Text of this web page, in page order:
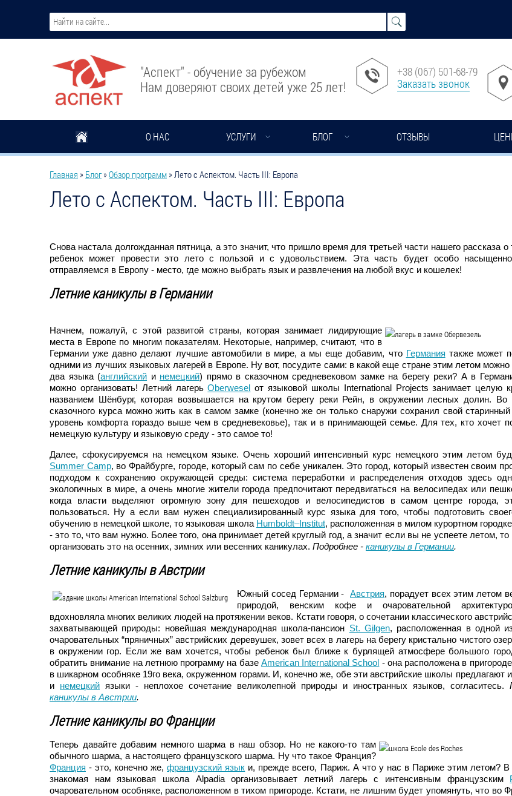
"Аспект" - обучение за рубежом
Нам доверяют своих детей уже 25 лет!
+38 (067) 501-68-79
Заказать звонок
О НАС УСЛУГИ БЛОГ ОТЗЫВЫ
Вы здесь
Главная » Блог »Обзор программ »Лето с Аспектом. Часть III: Европа
Лето с Аспектом. Часть III: Европа
Снова настала долгожданная пятница, а это значит, что пришло время для третьей части нашего рассказа о
ребенок может провести это лето с пользой и с удовольствием. Эта часть будет особо
отправляемся в Европу - место, где можно выбрать язык и развлечения на любой вкус и кошелек!
Летние каникулы в Германии
Начнем, пожалуй, с этой развитой страны, которая занимает лидирующие
места в Европе по многим показателям. Некоторые, например, считают, что в
Германии уже давно делают лучшие автомобили в мире, а мы еще добавим, что Германия также может
одними из лучших языковых лагерей в Европе. Ну вот, посудите сами: в какой еще стране этим летом можно
два языка (английский и немецкий) прямо в сказочном средневековом замке на берегу реки? А в
можно организовать! Летний лагерьOberwesel от языковой школы International Projects занимает целую
названием Шёнбург, которая возвышается на крутом берегу реки Рейн, в окружении лесных долин. Во
сказочного курса можно жить как в самом замке (конечно же он только снаружи сохранил свой
уровень комфорта гораздо выше чем в средневековье), так и в принимающей семье. Для тех, кто хочет
немецкую культуру и языковую среду - это самое то!
Далее, сфокусируемся на немецком языке. Очень хороший интенсивный курс немецкого этим летом
Summer Camp, во Фрайбурге, городе, который сам по себе уникален. Это город, который известен своим
подходом к сохранению окружающей среды: система переработки и распределения отходов здесь
экологичных в мире, а очень многие жители города предпочитают передвигаться на велосипедах или
когда власти выделяют огромную зону для пешеходов и велосипедистов в самом центре города,
пользоваться. Ну а если вам нужен специализированный курс языка для того, чтобы подготовить
обучению в немецкой школе, то языковая школа Humboldt–Institut, расположенная в милом курортном
- это то, что вам нужно. Более того, она принимает детей круглый год, а значит если вы не успеете летом,
организовать это на осенних, зимних или весенних каникулах. Подробнее - каникулы в Германии.
Летние каникулы в Австрии
Южный сосед Германии - Австрия, порадует всех этим летом
природой, венским кофе и очаровательной
вдохновляла многих великих людей на протяжении веков. Кстати говоря, о сочетании классического
захватывающей природы: новейшая международная школа-пансион St. Gilgen, расположенная в одной
очаровательных “пряничных” австрийских деревушек, зовет всех в лагерь на берегу кристально чистого
в окружении гор. Если же вам хочется, чтобы ребенок был ближе к бурлящей атмосфере большого
обратить внимание на летнюю программу на базе American International School - она расположена в
в шикарном особняке 19го века, окруженном горами. И, конечно же, обе эти австрийские школы предлагают и
и немецкий языки - неплохое сочетание великолепной природы и иностранных языков, согласитесь.
каникулы в Австрии.
Летние каникулы во Франции
Теперь давайте добавим немного шарма в наш обзор. Но не какого-то там
обычного шарма, а настоящего французского шарма. Ну что такое Франция?
Франция - это, конечно же,французский язык и, прежде всего, Париж. А что у нас в Париже этим летом?
знакомая нам языковая школа Alpadia организовывает летний лагерь с интенсивным французским
очаровательном особняке, расположенном в тихом пригороде. Кстати, не лишним будет упомянуть, что во